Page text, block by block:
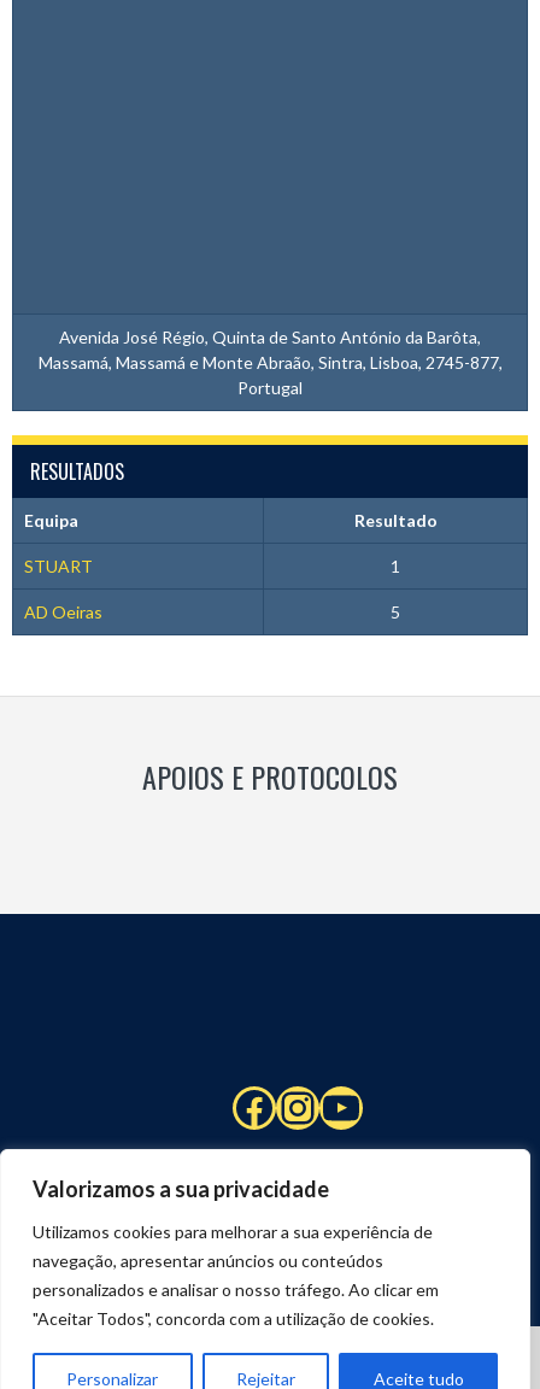
Valorizamos a sua privacidade
Utilizamos cookies para melhorar a sua experiência de
navegação, apresentar anúncios ou conteúdos
personalizados e analisar o nosso tráfego. Ao clicar em
"Aceitar Todos", concorda com a utilização de cookies.
Personalizar Rejeitar Aceite tudo
Avenida José Régio, Quinta de Santo António da Barôta,
Massamá, Massamá e Monte Abraão, Sintra, Lisboa, 2745-877,
Portugal
RESULTADOS
Equipa Resultado
STUART 1
AD Oeiras 5
APOIOS E PROTOCOLOS
Facebook
Instagram
YouTube
DESENVOLVIDO POR
JOSEXAVIER.COM